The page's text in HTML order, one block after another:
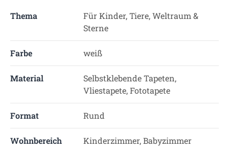
Thema
Für Kinder, Tiere, Weltraum &
Sterne
Farbe weiß
Material
Selbstklebende Tapeten,
Vliestapete, Fototapete
Format Rund
Wohnbereich Kinderzimmer, Babyzimmer